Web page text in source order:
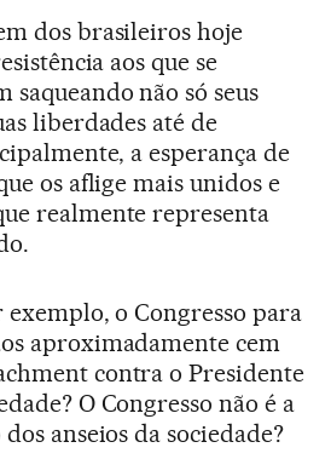
dos brasileiros hoje
aos que se
não só seus
liberdades até de
a esperança de
os aflige mais unidos e
realmente representa
exemplo, o Congresso para
aproximadamente cem
contra o Presidente
O Congresso não é a
anseios da sociedade?